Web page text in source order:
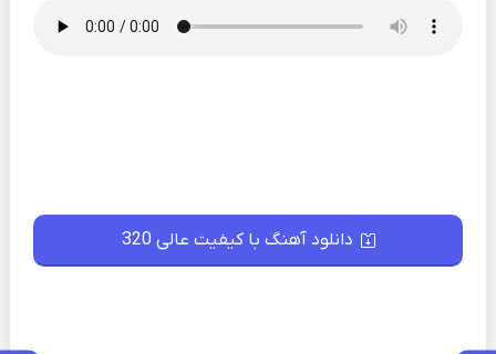
دانلود آهنگ با کیفیت عالی 320